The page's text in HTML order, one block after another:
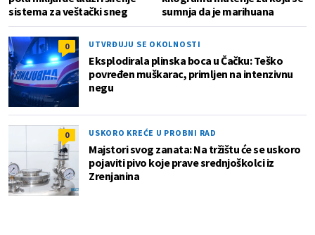
sistema za veštački sneg
sumnja da je marihuana
0 UTVRĐUJU SE OKOLNOSTI
Eksplodirala plinska boca u Čačku: Teško
povređen muškarac, primljen na intenzivnu
negu
0 USKORO KREĆE U PROBNI RAD
Majstori svog zanata: Na tržištu će se uskoro
pojaviti pivo koje prave srednjoškolci iz
Zrenjanina